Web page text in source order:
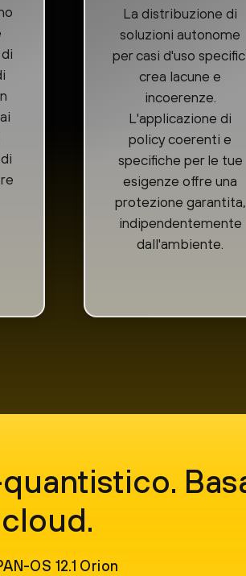
La distribuzione di
soluzioni autonome
per casi d'uso
crea lacune e
incoerenze.
L'applicazione di
policy coerenti e
specifiche per le tue
esigenze offre una
protezione garantita,
indipendentemente
dall'ambiente.
OS 12.1 Orion